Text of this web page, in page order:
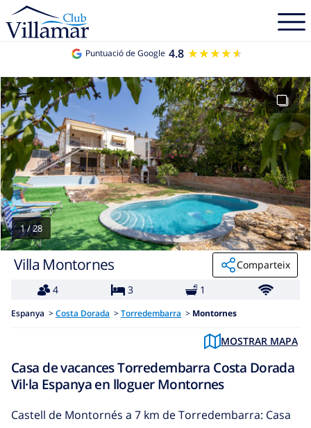
Puntuació de Google 4.8 ★★★★★
★★★★★
1/28
Villa Montornes
Comparteix
4
3 1
Espanya > Costa Dorada > Torredembarra > Montornes
MOSTRAR MAPA
Casa de vacances Torredembarra Costa Dorada
Vil·la Espanya en lloguer Montornes
Castell de Montornés a 7 km de Torredembarra: Casa